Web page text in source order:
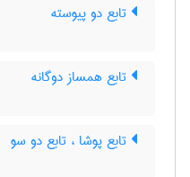
تابع دو پیوسته
تابع همساز دوگانه
تابع پوشا ، تابع دو سو